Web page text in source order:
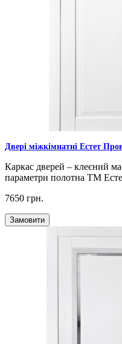
Двері міжкімнатні Естет
Каркас дверей – клеєний
параметри полотна ТМ
7650 грн.
Замовити